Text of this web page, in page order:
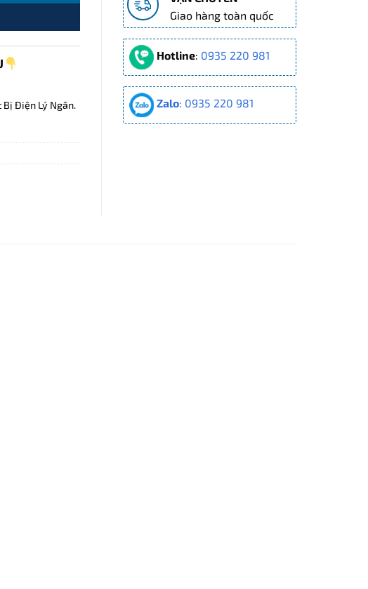
Bị Điện Lý Ngân.
Giao hàng toàn quốc
Hotline: 0935 220 981
Zalo: 0935 220 981